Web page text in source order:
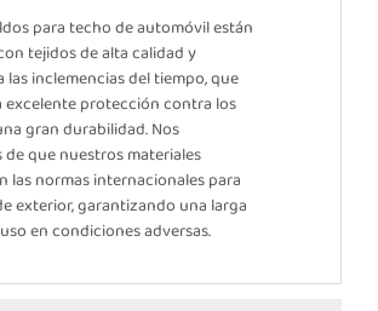
para techo de automóvil están
tejidos de alta calidad y
las inclemencias del tiempo, que
excelente protección contra los
gran durabilidad. Nos
de que nuestros materiales
las normas internacionales para
exterior, garantizando una larga
en condiciones adversas.